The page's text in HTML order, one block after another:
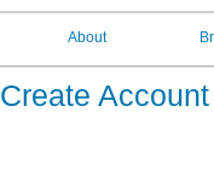
About
Create Account